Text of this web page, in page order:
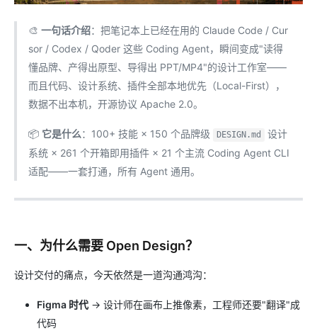
🎨 一句话介绍：把笔记本上已经在用的 Claude Code / Cur
sor / Codex / Qoder 这些 Coding Agent，瞬间变成"读得
懂品牌、产得出原型、导得出 PPT/MP4"的设计工作室——
而且代码、设计系统、插件全部本地优先（Local-First），
数据不出本机，开源协议 Apache 2.0。
📦 它是什么：100+ 技能 × 150 个品牌级 DESIGN.md
设计
系统 × 261 个开箱即用插件 × 21 个主流 Coding Agent CLI
适配——一套打通，所有 Agent 通用。
一、为什么需要 Open Design？
设计交付的痛点，今天依然是一道沟通鸿沟：
Figma 时代→ 设计师在画布上推像素，工程师还要"翻译"成
代码